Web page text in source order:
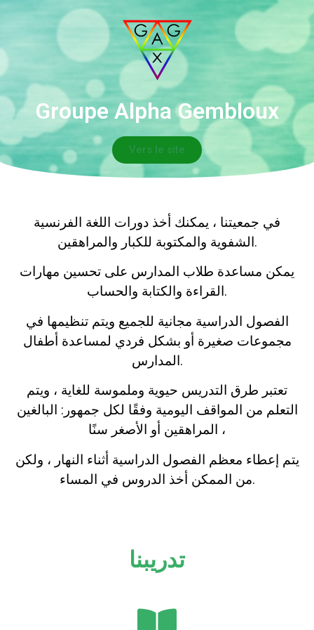
Groupe Alpha Gembloux
Vers le site
في جمعيتنا ، يمكنك أخذ دورات اللغة الفرنسية
الشفوية والمكتوبة للكبار والمراهقين.
يمكن مساعدة طلاب المدارس على تحسين مهارات
القراءة والكتابة والحساب.
الفصول الدراسية مجانية للجميع ويتم تنظيمها في
مجموعات صغيرة أو بشكل فردي لمساعدة أطفال
المدارس.
تعتبر طرق التدريس حيوية وملموسة للغاية ، ويتم
التعلم من المواقف اليومية وفقًا لكل جمهور: البالغين
، المراهقين أو الأصغر سنًا
يتم إعطاء معظم الفصول الدراسية أثناء النهار ، ولكن
من الممكن أخذ الدروس في المساء.
تدريبنا